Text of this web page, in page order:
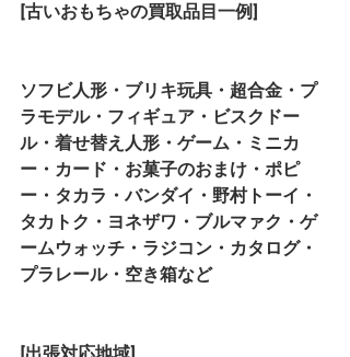
[古いおもちゃの買取品目一例]
ソフビ人形・ブリキ玩具・超合金・プ
ラモデル・フィギュア・ビスクドー
ル・着せ替え人形・ゲーム・ミニカ
ー・カード・お菓子のおまけ・ポピ
ー・タカラ・バンダイ・野村トーイ・
タカトク・ヨネザワ・ブルマァク・ゲ
ームウォッチ・ラジコン・カタログ・
プラレール・空き箱など